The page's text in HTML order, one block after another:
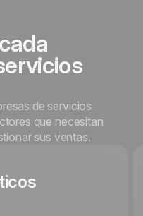
de servicios
que necesitan
sus ventas.